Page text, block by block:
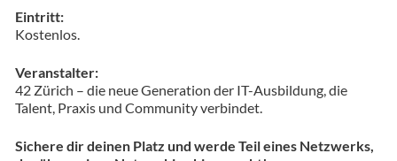
Eintritt:
Kostenlos.
Veranstalter:
42 Zürich – die neue Generation der IT-Ausbildung, die
Talent, Praxis und Community verbindet.
Sichere dir deinen Platz und werde Teil eines Netzwerks,